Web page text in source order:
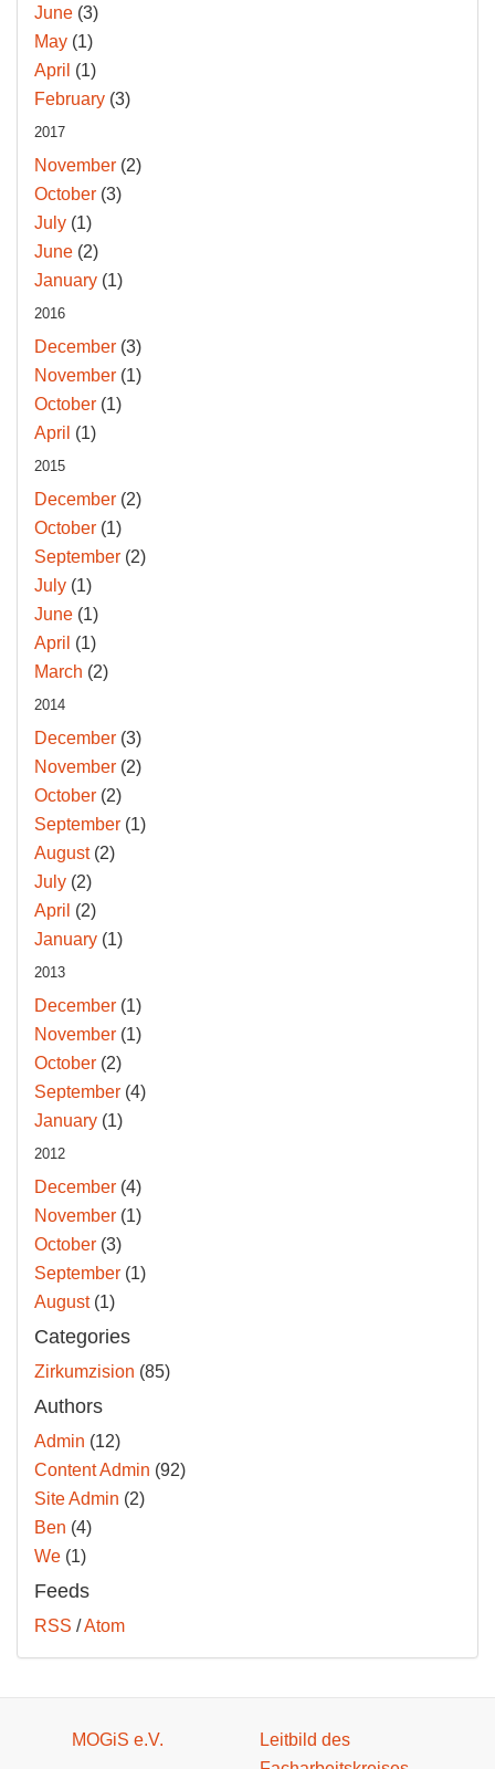
June (3)
May (1)
April (1)
February (3)
2017
November (2)
October (3)
July (1)
June (2)
January (1)
2016
December (3)
November (1)
October (1)
April (1)
2015
December (2)
October (1)
September (2)
July (1)
June (1)
April (1)
March (2)
2014
December (3)
November (2)
October (2)
September (1)
August(2)
July (2)
April (2)
January (1)
2013
December (1)
November (1)
October (2)
September (4)
January (1)
2012
December (4)
November (1)
October (3)
September (1)
August(1)
Categories
Zirkumzision (85)
Authors
Admin (12)
Content Admin (92)
Site Admin (2)
Ben (4)
We (1)
Feeds
RSS /Atom
MOGiS e.V.
Leitbild des